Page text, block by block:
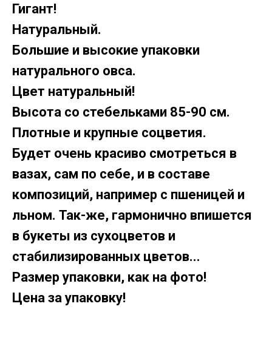
Гигант!
Натуральный.
Большие и высокие упаковки
натурального овса.
Цвет натуральный!
Высота со стебельками 85-90 см.
Плотные и крупные соцветия.
Будет очень красиво смотреться в
вазах, сам по себе, и в составе
композиций, например с пшеницей и
льном. Так-же, гармонично впишется
в букеты из сухоцветов и
стабилизированных цветов...
Размер упаковки, как на фото!
Цена за упаковку!